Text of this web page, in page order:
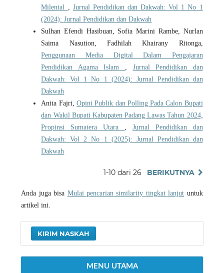
Milenial , Jurnal Pendidikan dan Dakwah: Vol 1 No 1
(2024): Jurnal Pendidikan dan Dakwah
Sulhan Efendi Hasibuan, Sofia Marini Rambe, Nurlan
Saima Nasution, Fadhilah Khairany Ritonga,
Penggunaan Media Digital Dalam Pengajaran
Pendidikan Agama Islam , Jurnal Pendidikan dan
Dakwah: Vol 1 No 1 (2024): Jurnal Pendidikan dan
Dakwah
Anita Fajri, Opini Publik dan Polling Pada Calon Bupati
dan Wakil Bupati Kabupaten Padang Lawas Tahun 2024,
Propinsi Sumatera Utara , Jurnal Pendidikan dan
Dakwah: Vol 2 No 1 (2025): Jurnal Pendidikan dan
Dakwah
1-10 dari 26 BERIKUTNYA
Anda juga bisa Mulai pencarian similarity tingkat lanjut untuk
artikel ini.
KIRIM NASKAH
MENU UTAMA